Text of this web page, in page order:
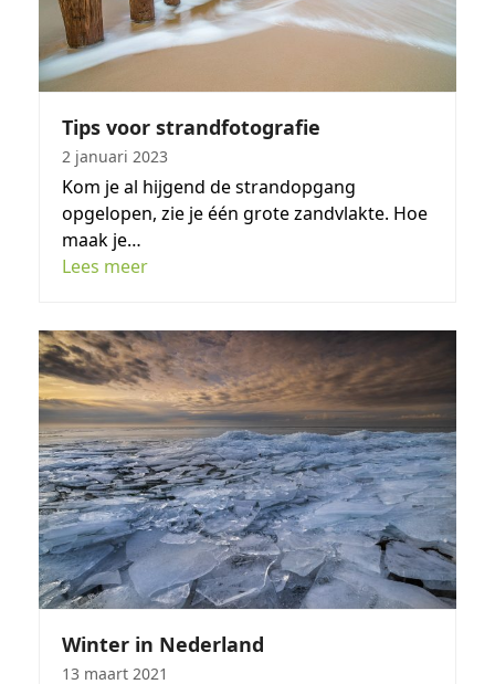
Tips voor strandfotografie
2 januari 2023
Kom je al hijgend de strandopgang
opgelopen, zie je één grote zandvlakte. Hoe
maak je…
Lees meer
Winter in Nederland
13 maart 2021